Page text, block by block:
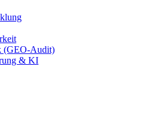
(GEO-Audit)
& KI